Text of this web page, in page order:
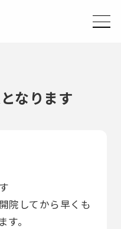
なります
院してから早くも
。